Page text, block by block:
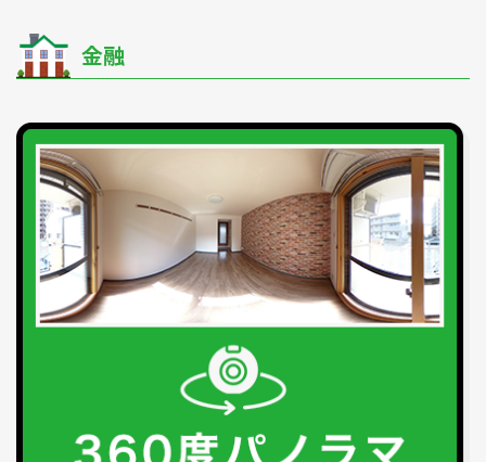
華浦 華城 牟礼
松崎
その他
1R〜1LDK 2K〜2LDK
3K〜3LDK
4K以上
金融